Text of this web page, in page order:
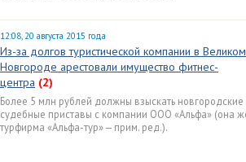
12:08, 20 августа 2015 года
Из-за долгов туристической компании в Великом
Новгороде арестовали имущество фитнес-
центра (2)
Более 5 млн рублей должны взыскать новгородские
судебные приставы с компании ООО «Альфа» (она
турфирма «Альфа-тур» — прим. ред.).